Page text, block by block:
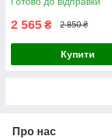
2 565 ₴ 2 850 ₴
Купити
Про нас